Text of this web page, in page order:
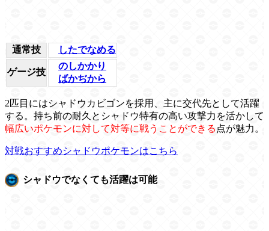
通常技 したでなめる
ゲージ技
のしかかり
ばかぢから
2匹目にはシャドウカビゴンを採用、主に交代先として活躍
する。持ち前の耐久とシャドウ特有の高い攻撃力を活かして
幅広いポケモンに対して対等に戦うことができる 点が魅力。
対戦おすすめシャドウポケモンはこちら
シャドウでなくても活躍は可能